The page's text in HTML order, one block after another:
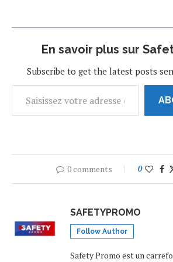
En savoir plus sur
Subscribe to get the latest posts
0 comments 0
SAFETYPROMO
Follow Author
Safety Promo est un